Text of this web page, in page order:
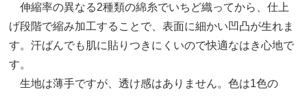
伸縮率の異なる2種類の綿糸でいちど織ってから、仕上
げ段階で縮み加工することで、表面に細かい凹凸が生れま
す。汗ばんでも肌に貼りつきにくいので快適なはき心地で
す。
生地は薄手ですが、透け感はありません。色は1色の